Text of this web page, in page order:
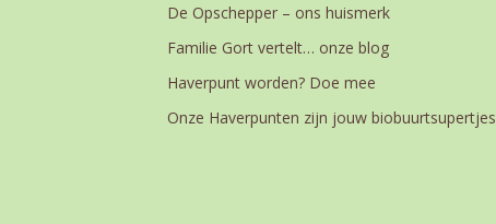
De Opschepper – ons huismerk
Familie Gort vertelt… onze blog
Haverpunt worden? Doe mee
Onze Haverpunten zijn jouw biobuurtsupertjes